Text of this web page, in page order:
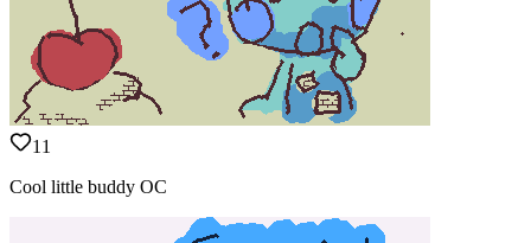
11
Cool little buddy OC